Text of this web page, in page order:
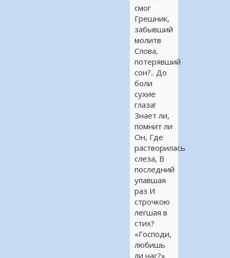
смог
Грешник,
забывший
молитв
Слова,
потерявший
сон?.. До
боли
сухие
глаза!
Знает ли,
помнит ли
Он, Где
растворилась
слеза, В
последний
упавшая
раз И
строчкою
легшая в
стих?
«Господи,
любишь
ли нас?»